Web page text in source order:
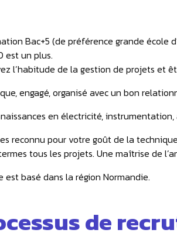
Bac+5 (de préférence grande école
est un plus.
l’habitude de la gestion de projets et
engagé, organisé avec un bon
en électricité,
reconnu pour votre goût de la
tous les projets. Une maîtrise de
est basé dans la région Normandie.
de